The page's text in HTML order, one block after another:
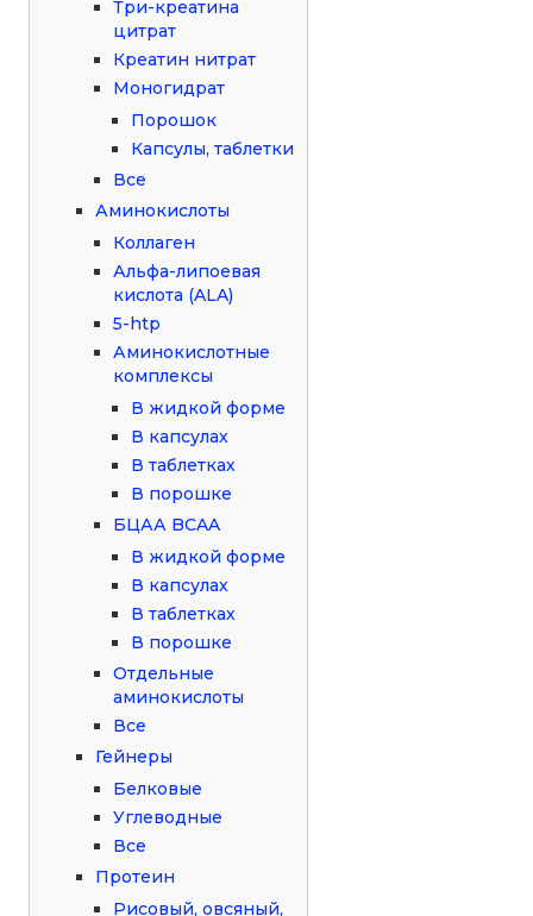
Три-креатина
цитрат
Креатин нитрат
Моногидрат
Порошок
Капсулы, таблетки
Все
Аминокислоты
Коллаген
Альфа-липоевая
кислота (ALA)
5-htp
Аминокислотные
комплексы
В жидкой форме
В капсулах
В таблетках
В порошке
БЦАА BCAA
В жидкой форме
В капсулах
В таблетках
В порошке
Отдельные
аминокислоты
Все
Гейнеры
Белковые
Углеводные
Все
Протеин
Рисовый, овсяный,